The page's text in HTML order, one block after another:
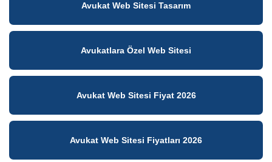
Avukat Web Sitesi Tasarım
Avukatlara Özel Web Sitesi
Avukat Web Sitesi Fiyat 2026
Avukat Web Sitesi Fiyatları 2026